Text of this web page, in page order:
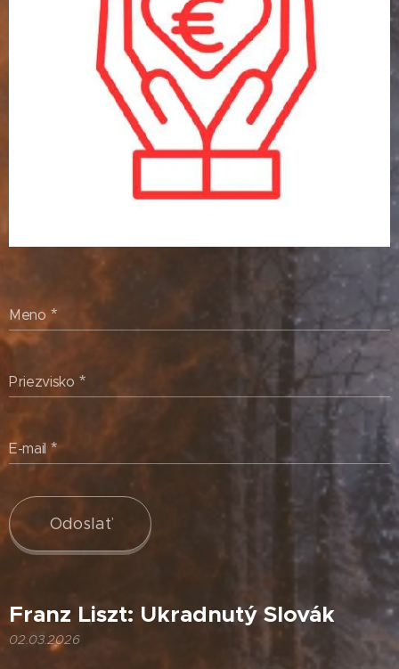
Meno
Priezvisko
E-mail
Odoslať
Franz Liszt: Ukradnutý Slovák
02.03.2026